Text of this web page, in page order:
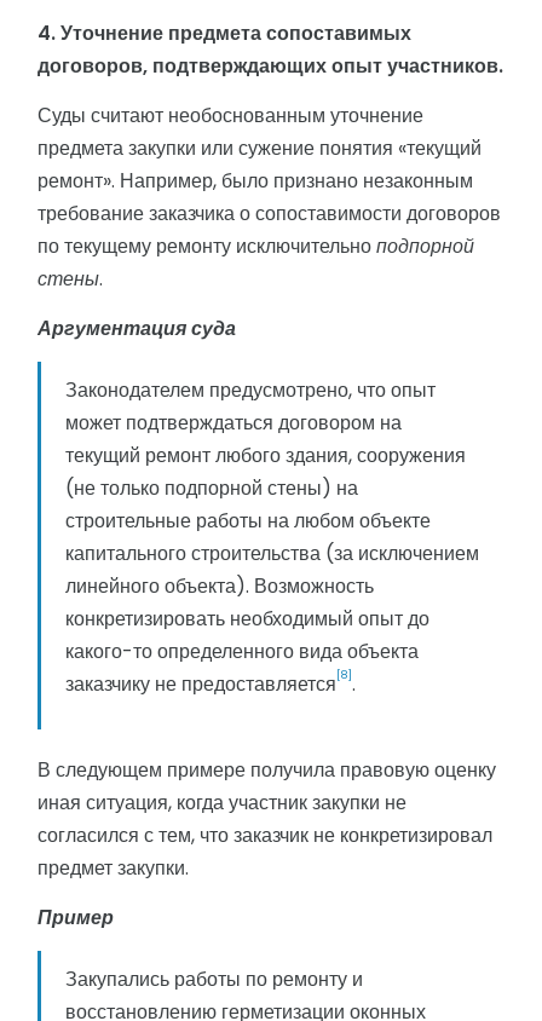
4. Уточнение предмета сопоставимых
договоров, подтверждающих опыт участников.
Суды считают необоснованным уточнение
предмета закупки или сужение понятия «текущий
ремонт». Например, было признано незаконным
требование заказчика о сопоставимости договоров
по текущему ремонту исключительноподпорной
стены.
Аргументация суда
Законодателем предусмотрено, что опыт
может подтверждаться договором на
текущий ремонт любого здания, сооружения
(не только подпорной стены) на
строительные работы на любом объекте
капитального строительства (за исключением
линейного объекта). Возможность
конкретизировать необходимый опыт до
какого-то определенного вида объекта
заказчику не предоставляется [8].
В следующем примере получила правовую оценку
иная ситуация, когда участник закупки не
согласился с тем, что заказчик не конкретизировал
предмет закупки.
Пример
Закупались работы по ремонту и
восстановлению герметизации оконных